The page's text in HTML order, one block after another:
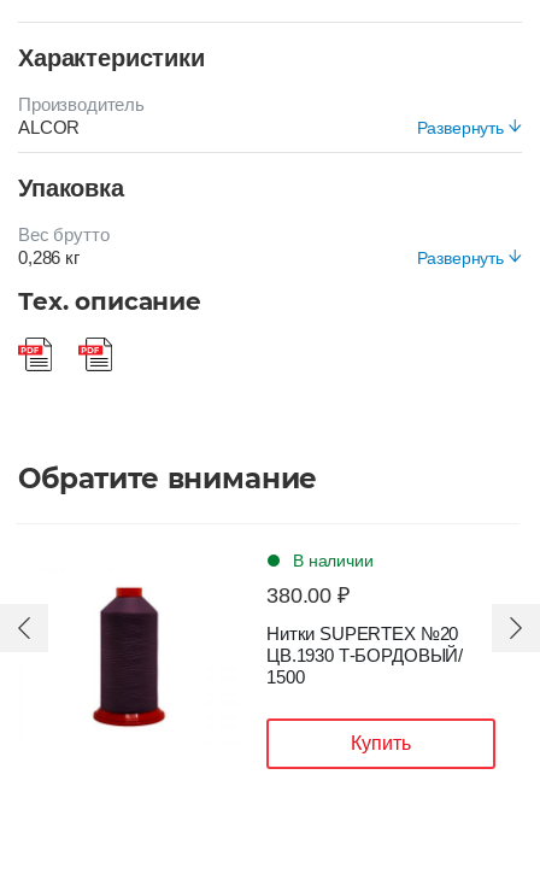
Характеристики
Развернуть
Производитель
ALCOR
ОРАНЖЕВЫЙ
Упаковка
Развернуть
Вес брутто
0,286 кг
Вид упаковки
Короб
Тех. описание
Обратите внимание
В наличии
380.00 ₽
Нитки SUPERTEX №20
ЦВ.1217 БЕЖЕВЫЙ/ 1500
Купить